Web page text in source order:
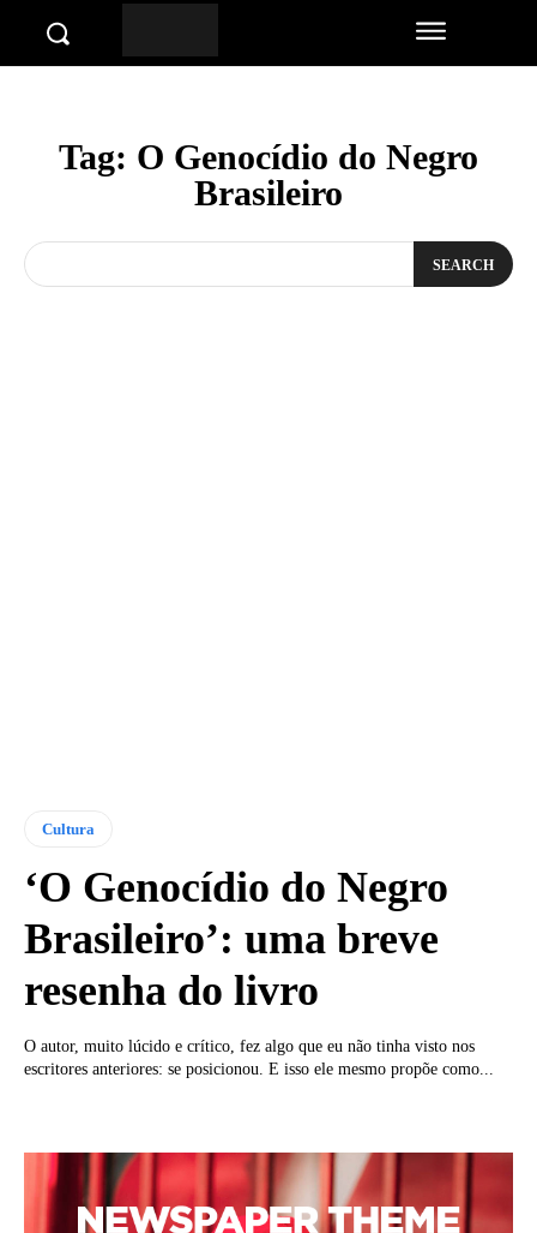
Tag: O Genocídio do Negro
Brasileiro
SEARCH
Cultura
‘O Genocídio do Negro
Brasileiro’: uma breve
resenha do livro
O autor, muito lúcido e crítico, fez algo que eu não tinha visto nos
escritores anteriores: se posicionou. E isso ele mesmo propõe como...